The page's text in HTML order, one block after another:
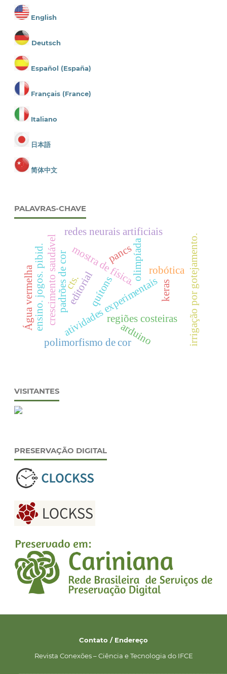
English
Deutsch
Español (España)
Français (France)
Italiano
日本語
简体中文
PALAVRAS-CHAVE
editorial
padrões de cor
atividades experimentais
mostra de física.
polimorfismo de cor
quítons
regiões costeiras
olimpíada robótica
redes neurais artificiais
keras
crescimento saudável
ensino. jogos. pibid. cts.
Água vermelha irrigação por gotejamento.
arduino
pancs
VISITANTES
PRESERVAÇÃO DIGITAL
Contato / Endereço
Revista Conexões – Ciência e Tecnologia do IFCE